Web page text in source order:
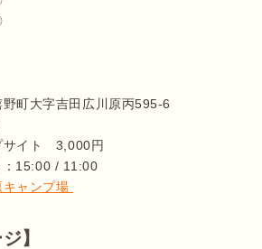
町大字吉田広川原丙595-6
イト　3,000円
：15:00 / 11:00
キャンプ場
】